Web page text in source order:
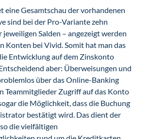
eine Gesamtschau der vorhandenen
sind bei der Pro-Variante zehn
Salden – angezeigt werden
Konten bei Vivid. Somit hat man das
Entwicklung auf dem Zinskonto
aber: Überweisungen und
über das Online-Banking
Teammitglieder Zugriff auf das Konto
die Möglichkeit, dass die Buchung
bestätigt wird. Das dient der
die vielfältigen